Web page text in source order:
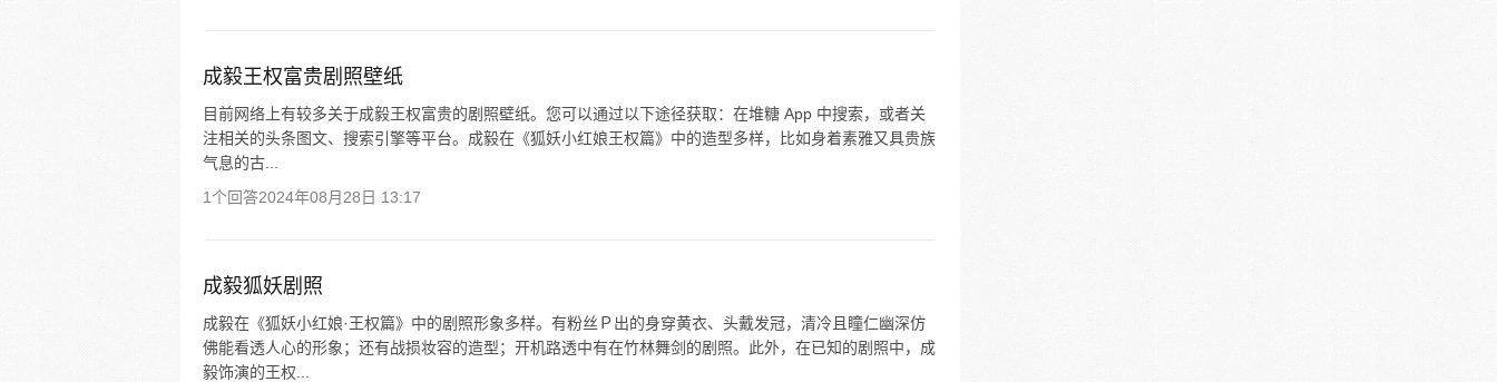
成毅王权富贵剧照壁纸
目前网络上有较多关于成毅王权富贵的剧照壁纸。您可以通过以下途径获取：在堆糖 App 中搜索，或者关
注相关的头条图文、搜索引擎等平台。成毅在《狐妖小红娘王权篇》中的造型多样，比如身着素雅又具贵族
气息的古...
1个回答2024年08月28日 13:17
成毅狐妖剧照
成毅在《狐妖小红娘·王权篇》中的剧照形象多样。有粉丝Ｐ出的身穿黄衣、头戴发冠，清冷且瞳仁幽深仿
佛能看透人心的形象；还有战损妆容的造型；开机路透中有在竹林舞剑的剧照。此外，在已知的剧照中，成
毅饰演的王权...